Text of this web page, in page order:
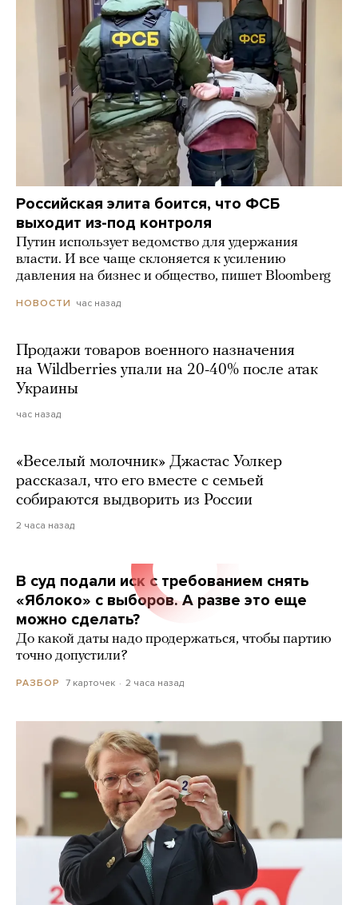
Российская элита боится, что ФСБ
выходит из-под контроля
Путин использует ведомство для удержания
власти. И все чаще склоняется к усилению
давления на бизнес и общество, пишет Bloomberg
НОВОСТИ час назад
Продажи товаров военного назначения
на Wildberries упали на 20-40% после атак
Украины
час назад
«Веселый молочник» Джастас Уолкер
рассказал, что его вместе с семьей
собираются выдворить из России
2 часа назад
В суд подали иск с требованием снять
«Яблоко» с выборов. А разве это еще
можно сделать?
До какой даты надо продержаться, чтобы партию
точно допустили?
РАЗБОР 7 карточек 2 часа назад